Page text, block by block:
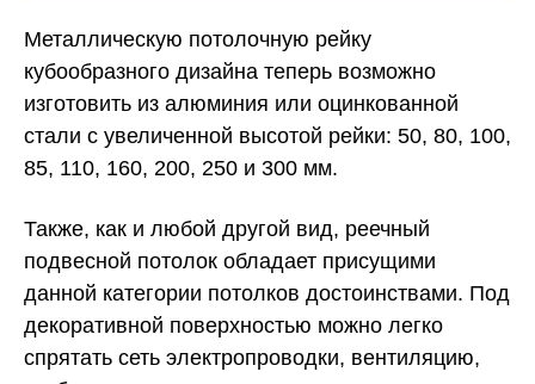
Металлическую потолочную рейку
кубообразного дизайна теперь возможно
изготовить из алюминия или оцинкованной
стали с увеличенной высотой рейки: 50, 80, 100,
85, 110, 160, 200, 250 и 300 мм.
Также, как и любой другой вид, реечный
подвесной потолок обладает присущими
данной категории потолков достоинствами. Под
декоративной поверхностью можно легко
спрятать сеть электропроводки, вентиляцию,